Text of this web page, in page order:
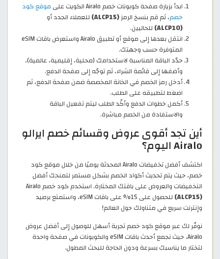
ابدأ بزيارة صفحة كوبونات خصم Airalo الكويت على
موقع كود
خصم، ثم قم بنسخ الرمز(ALCP15)
للعملاء الجدد أو
(ALCP10)
للحاليين.
انتقل بعدها إلى موقع أو تطبيق Airalo واستعرض باقات eSIM
المتوفرة حسب وجهتك.
حدّد الباقة المناسبة لاستخدامك (محلية، إقليمية، عالمية)،
وأضفها إلى قائمة الشراء، ثم توجّه إلى صفحة الدفع.
أدخل رمز الخصم في الخانة المخصصة ضمن صفحة الدفع، ثم
اضغط لتطبيقه على الطلب.
أكمل خطوات الدفع وأكّد الطلب ليتم تفعيل الباقة
والاستفادة من الخصم مباشرة.
أين تجد أقوى عروض وقسائم خصم ايرالو
Airalo اليوم؟
اكتشف أفضل تخفيضات Airalo المحدثة يوميًا من خلال موقع كود
خصم، حيث يتم تحديث أكواد الخصم بشكل مستمر لتمنحك أفضل
التخفيضات والعروض على باقتك المختارة. استخدم كود خصم Airalo
(ALCP15)
للحصول على 15% على باقات eSIM، واستمتع برصيد
وإنترنت سريع في متناولك حول العالم!
نوفّر لك عبر موقع كود خصم تجربة أسهل للوصول إلى أفضل عروض
Airalo، حيث نجمع أحدث باقات eSIM والكوبونات في صفحة واحدة
لتختار ما يناسبك بسرعة ودون الحاجة للبحث المطول.